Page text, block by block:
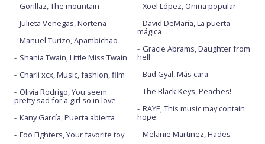
Gorillaz, The mountain
Julieta Venegas, Norteña
Manuel Turizo, Apambichao
Shania Twain, Little Miss Twain
Charli xcx, Music, fashion, film
Olivia Rodrigo, You seem
pretty sad for a girl so in love
Kany García, Puerta abierta
Foo Fighters, Your favorite toy
Xoel López, Oniria popular
David DeMaría, La puerta
mágica
Gracie Abrams, Daughter from
hell
Bad Gyal, Más cara
The Black Keys, Peaches!
RAYE, This music may contain
hope.
Melanie Martinez, Hades